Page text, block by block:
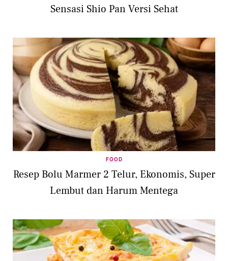
Sensasi Shio Pan Versi Sehat
FOOD
Resep Bolu Marmer 2 Telur, Ekonomis, Super
Lembut dan Harum Mentega